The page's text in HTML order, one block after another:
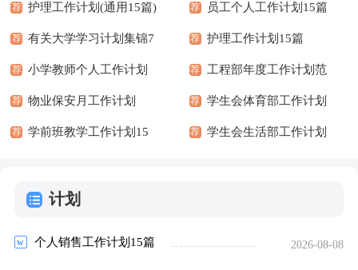
荐 护理工作计划(通用15篇) 荐 员工个人工作计划15篇
荐 有关大学学习计划集锦7
篇
荐 护理工作计划15篇
荐 小学教师个人工作计划 荐 工程部年度工作计划范
文
荐 物业保安月工作计划 荐 学生会体育部工作计划
荐 学前班教学工作计划15 荐 学生会生活部工作计划
计划
个人销售工作计划15篇 2026-08-08